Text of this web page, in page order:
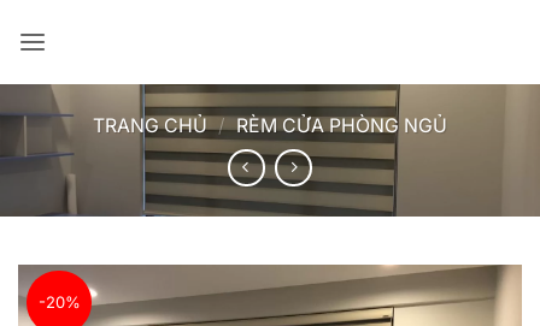
qua
TRANG CHỦ / RÈM CỬA PHÒNG NGỦ
-20%